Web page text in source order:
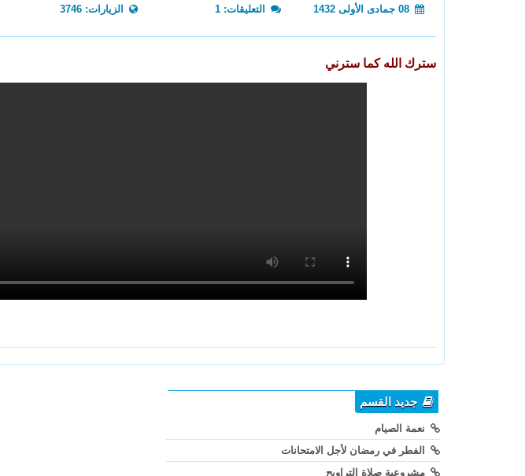
التعليقات: 1 الزيارات: 3746
سترك الله كما سترني
جديد القسم
نعمة الصيام
الفطر في رمضان لأجل الامتحانات
مشروعية صلاة التراويح